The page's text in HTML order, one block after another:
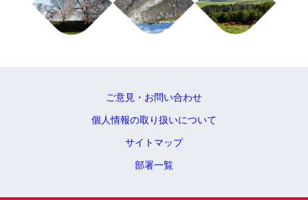
ご意見・お問い合わせ
個人情報の取り扱いについて
サイトマップ
部署一覧